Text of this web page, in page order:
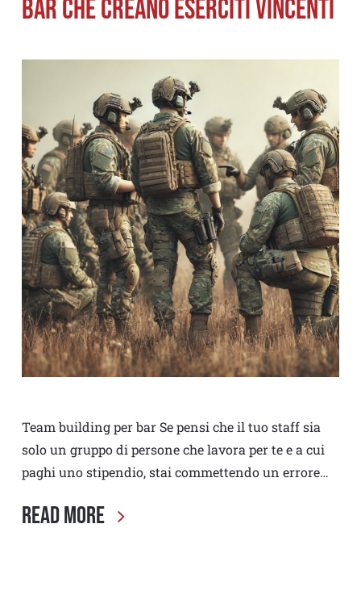
BAR CHE CREANO ESERCITI VINCENTI
Team building per bar Se pensi che il tuo staff sia
solo un gruppo di persone che lavora per te e a cui
paghi uno stipendio, stai commettendo un errore…
Read More